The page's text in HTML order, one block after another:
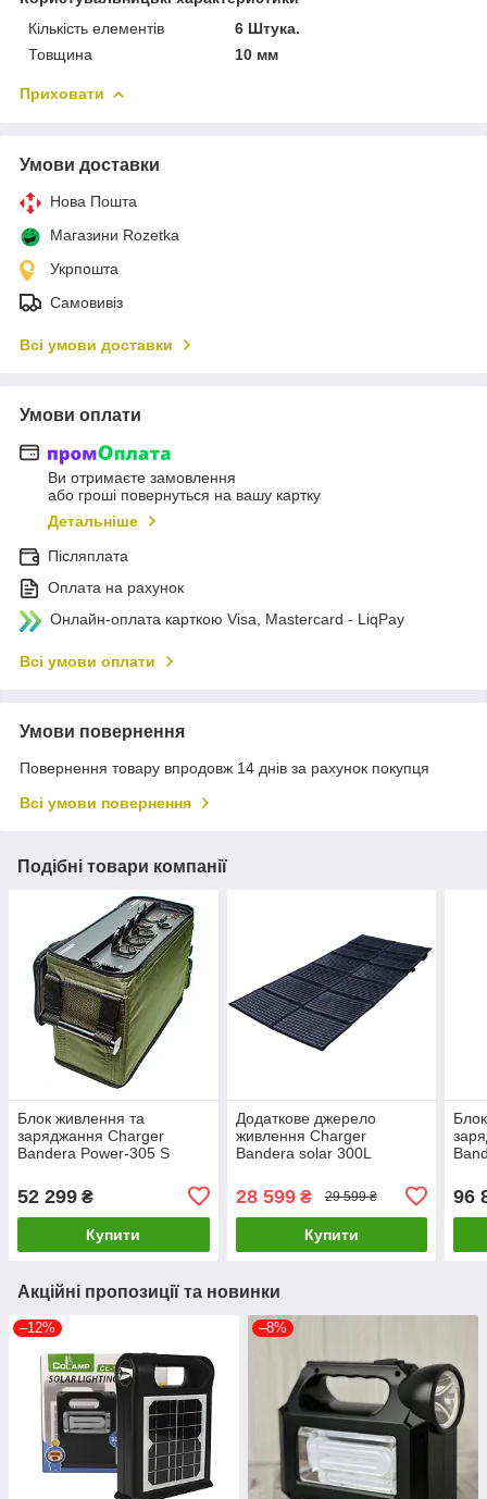
Кількість елементів
6 Штука.
Товщина
10 мм
Приховати
Умови доставки
Нова Пошта
Магазини Rozetka
Укрпошта
Самовивіз
Всі умови доставки
Умови оплати
Ви отримаєте замовлення
або гроші повернуться на вашу картку
Детальніше
Післяплата
Оплата на рахунок
Онлайн-оплата карткою Visa, Mastercard - LiqPay
Всі умови оплати
Умови повернення
Повернення товару впродовж 14 днів за рахунок покупця
Всі умови повернення
Подібні товари компанії
Блок живлення та
заряджання Charger
Bandera Power-305 S
52 299 ₴
Купити
Додаткове джерело
живлення Charger
Bandera solar 300L
28 599₴ 29 599 ₴
Купити
96
Акційні пропозиції та новинки
–12% –8%